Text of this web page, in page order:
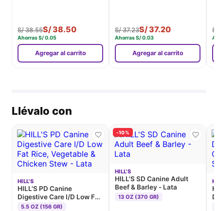
S/38.55S/ 38.50
AhorrasS/0.05
Agregar al carrito
S/37.23S/ 37.20
AhorrasS/0.03
Agregar al carrito
S/
Llévalo con
HILL'S
HILL'S PD Canine
Digestive Care I/D Low Fat
Rice, Vegetable & Chicken
5.5 OZ (156 GR)
-10%
HILL'S
HILL'S SD Canine Adult
Beef & Barley - Lata
13 OZ (370 GR)